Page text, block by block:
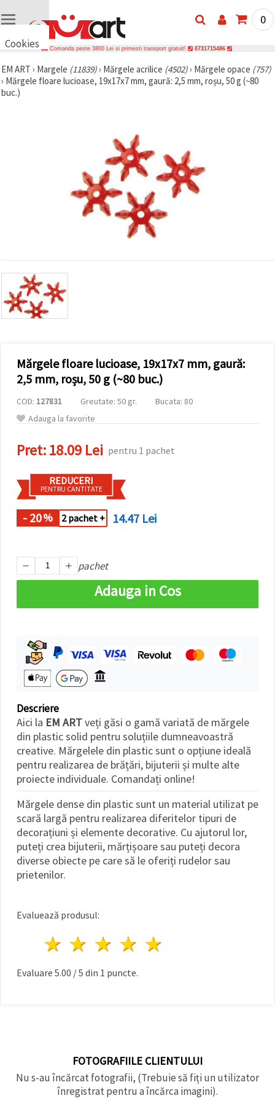
Cookies
vrem să vă
oferim
câteva
cookie -uri.
vizitele.
Puteți fi de
acord să
utilizați
toate
site!" Sau să
vă indicați
preferințele
selectând
cookie -uri
pe butonul
"Salvați"
Аcceptati
Setări
0
Comanda peste 3800 Lei si primesti transport gratuit! 0731715486
EM ART › Margele (11839)› Mărgele acrilice (4502)› Mărgele opace (757)
› Mărgele floare lucioase, 19x17x7 mm, gaură: 2,5 mm, roșu, 50 g (~80
buc.)
Mărgele floare lucioase, 19x17x7 mm, gaură:
2,5 mm, roșu, 50 g (~80 buc.)
COD: 127831 Greutate: 50 gr.
Bucata: 80
Adauga la favorite
Pret:18.09 Lei pentru 1 pachet
REDUCERI
PENTRU CANTITATE
- 20% 2 pachet + 14.47 Lei
pachet
Adauga in Cos
Descriere
Aici la EM ARTveți găsi o gamă variată de mărgele
din plastic solid pentru soluțiile dumneavoastră
creative. Mărgelele din plastic sunt o opțiune ideală
pentru realizarea de brățări, bijuterii și multe alte
proiecte individuale. Comandați online!
Mărgele dense din plastic sunt un material utilizat pe
scară largă pentru realizarea diferitelor tipuri de
decorațiuni și elemente decorative. Cu ajutorul lor,
puteți crea bijuterii, mărțișoare sau puteți decora
diverse obiecte pe care să le oferiți rudelor sau
prietenilor.
Evaluează produsul:
4 stele
3 stele
2 stele
1 stea
Evaluare 5.00 /5 din 1 puncte.
FOTOGRAFIILE CLIENTULUI
Nu s-au încărcat fotografii, (Trebuie să fiți un utilizator
înregistrat pentru a încărca imagini).